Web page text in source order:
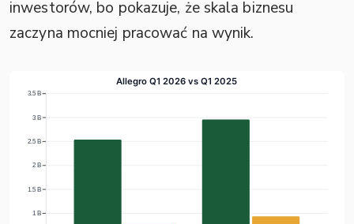
inwestorów, bo pokazuje, że skala biznesu
zaczyna mocniej pracować na wynik.